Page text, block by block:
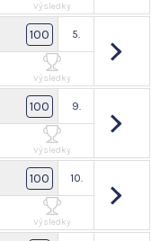
Výsledky
100 5.
Výsledky
100 9.
Výsledky
100 10.
Výsledky